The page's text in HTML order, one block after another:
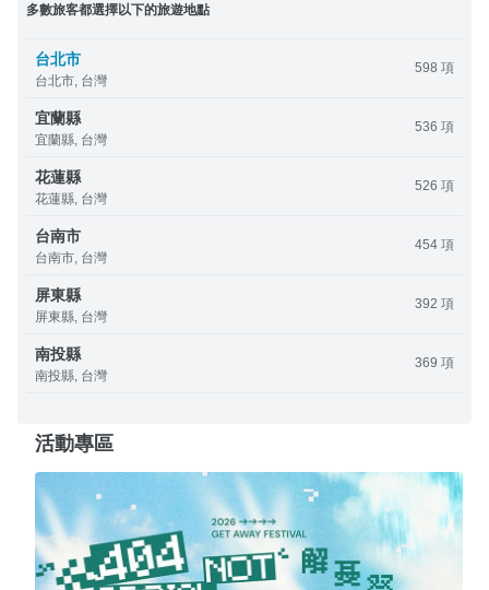
多數旅客都選擇以下的旅遊地點
台北市
台北市, 台灣
598 項
宜蘭縣
宜蘭縣, 台灣
536 項
花蓮縣
花蓮縣, 台灣
526 項
台南市
台南市, 台灣
454 項
屏東縣
屏東縣, 台灣
392 項
南投縣
南投縣, 台灣
369 項
活動專區